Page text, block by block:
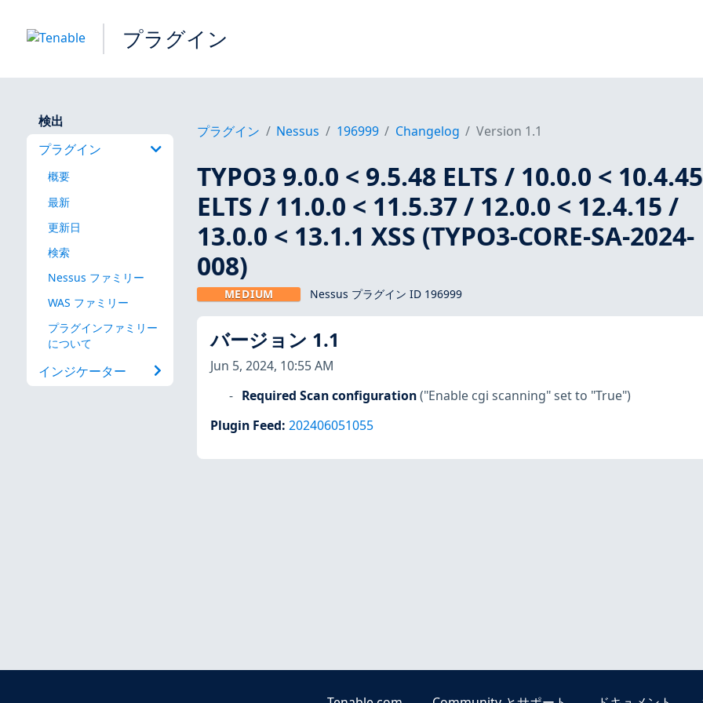
プラグイン
検出
プラグイン
概要
最新
更新日
検索
Nessus ファミリー
WAS ファミリー
プラグインファミリー
について
インジケーター
プラグイン Nessus 196999 Changelog Version 1.1
TYPO3 9.0.0 < 9.5.48 ELTS / 10.0.0 < 10.4.45
ELTS / 11.0.0 < 11.5.37 / 12.0.0 < 12.4.15 /
13.0.0 < 13.1.1 XSS (TYPO3-CORE-SA-2024-
008)
MEDIUM Nessus プラグイン ID 196999
バージョン 1.1
Jun 5, 2024, 10:55 AM
Required Scan configuration ("Enable cgi scanning" set to "True")
Plugin Feed: 202406051055